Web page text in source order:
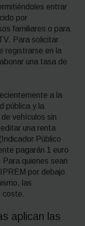
entrar
por
familiares o para
Para solicitar
registrarse en la
una tasa de
a la
pública y la
vehículos sin
una renta
Público
pagarán 1 euro
quienes sean
por debajo
las
coste.
aplican las